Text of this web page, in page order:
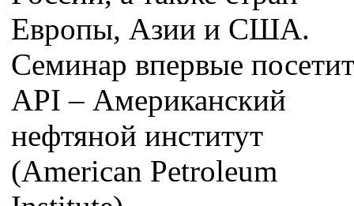
Европы, Азии и США.
Семинар впервые посетит
API – Американский
нефтяной институт
(American Petroleum